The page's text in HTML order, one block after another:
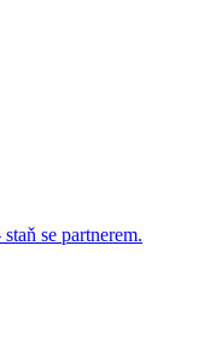
se partnerem.